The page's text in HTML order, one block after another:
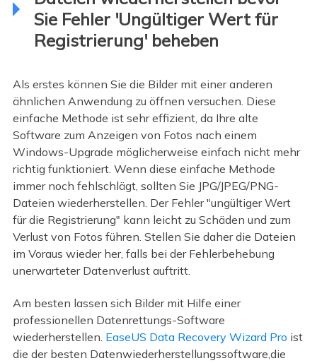
Sie Fehler 'Ungültiger Wert für
Registrierung' beheben
Als erstes können Sie die Bilder mit einer anderen
ähnlichen Anwendung zu öffnen versuchen. Diese
einfache Methode ist sehr effizient, da Ihre alte
Software zum Anzeigen von Fotos nach einem
Windows-Upgrade möglicherweise einfach nicht mehr
richtig funktioniert. Wenn diese einfache Methode
immer noch fehlschlägt, sollten Sie JPG/JPEG/PNG-
Dateien wiederherstellen. Der Fehler "ungültiger Wert
für die Registrierung" kann leicht zu Schäden und zum
Verlust von Fotos führen. Stellen Sie daher die Dateien
im Voraus wieder her, falls bei der Fehlerbehebung
unerwarteter Datenverlust auftritt.
Am besten lassen sich Bilder mit Hilfe einer
professionellen Datenrettungs-Software
wiederherstellen. EaseUS Data Recovery Wizard Pro ist
die der besten Datenwiederherstellungssoftware,die